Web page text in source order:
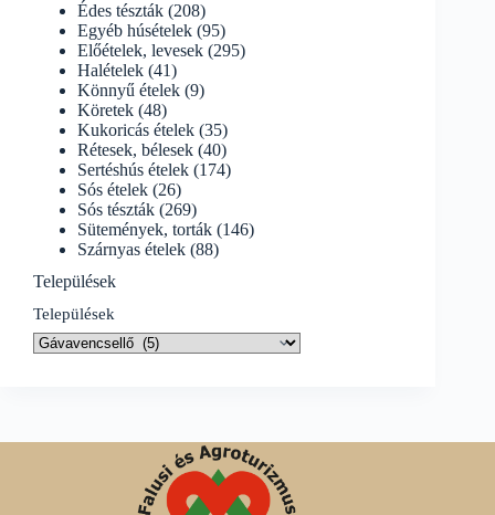
Édes tészták (208)
Egyéb húsételek (95)
Előételek, levesek (295)
Halételek (41)
Könnyű ételek (9)
Köretek (48)
Kukoricás ételek (35)
Rétesek, bélesek (40)
Sertéshús ételek (174)
Sós ételek (26)
Sós tészták (269)
Sütemények, torták (146)
Szárnyas ételek (88)
Települések
Települések